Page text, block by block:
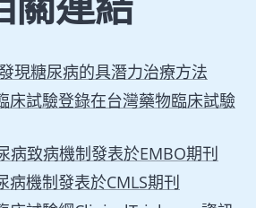
現糖尿病的具潛力治療方法
床試驗登錄在台灣藥物臨床試驗
病致病機制發表於EMBO期刊
病機制發表於CMLS期刊